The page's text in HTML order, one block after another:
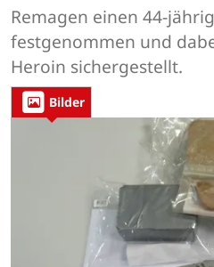
Remagen einen 44-
festgenommen und
Heroin sichergestellt.
Bilder